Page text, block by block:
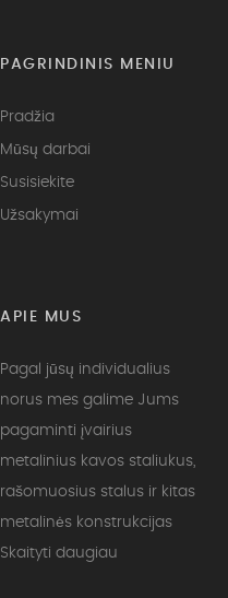
PAGRINDINIS MENIU
Pradžia
Mūsų darbai
Susisiekite
Užsakymai
APIE MUS
Pagal jūsų individualius
norus mes galime Jums
pagaminti įvairius
metalinius kavos staliukus,
rašomuosius stalus ir kitas
metalinės konstrukcijas
Skaityti daugiau